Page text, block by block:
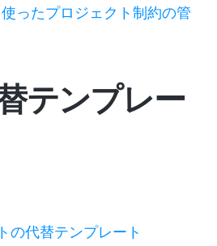
ったプロジェクト制約の管
テンプレー
の代替テンプレート